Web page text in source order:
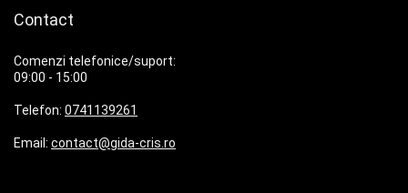
Contact
Comenzi telefonice/suport:
09:00 - 15:00
Telefon: 0741139261
Email: contact@gida-cris.ro